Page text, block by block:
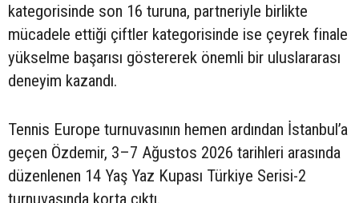
kategorisinde son 16 turuna, partneriyle birlikte
mücadele ettiği çiftler kategorisinde ise çeyrek finale
yükselme başarısı göstererek önemli bir uluslararası
deneyim kazandı.
Tennis Europe turnuvasının hemen ardından İstanbul’a
geçen Özdemir, 3–7 Ağustos 2026 tarihleri arasında
düzenlenen 14 Yaş Yaz Kupası Türkiye Serisi-2
turnuvasında korta çıktı.